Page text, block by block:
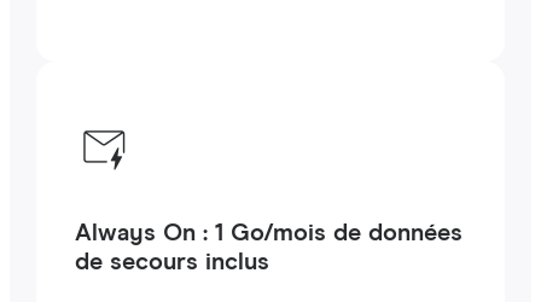
Always On : 1 Go/mois de données
de secours inclus